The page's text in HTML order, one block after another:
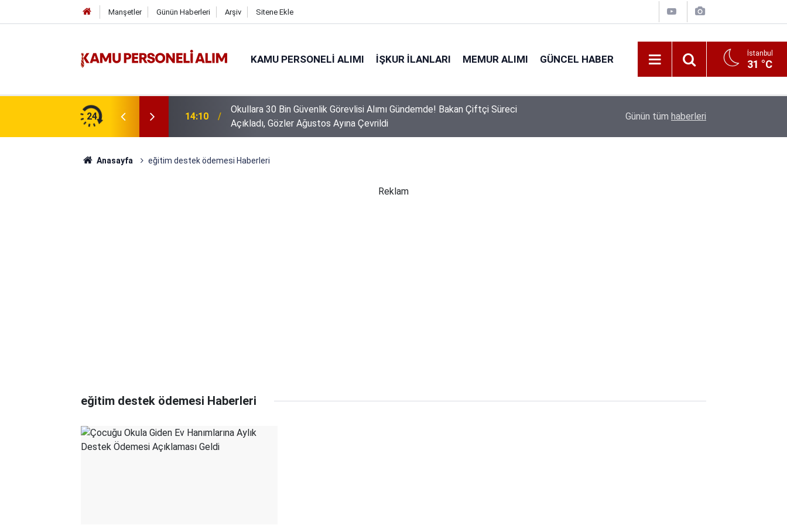
Manşetler Günün Haberleri Arşiv Sitene Ekle
KAMU PERSONELI ALIMI İŞKUR İLANLARI MEMUR ALIMI GÜNCEL HABER İstanbul
31 °C
24
Açıkladı, Gözler Ağustos Ayına Çevrildi
16:44
GSB 600 Personel Alımında Başvuru Süresi Doluyor: Son Gün Yarın Kıyı Emniyeti Genel Müdürlüğü 26 İşçi Alımı
Günün tüm haberleri
Anasayfa eğitim destek ödemesi Haberleri
Reklam
eğitim destek ödemesi Haberleri